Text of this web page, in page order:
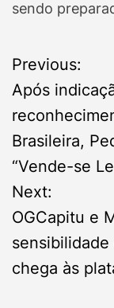
sendo
P
o
s
t
n
a
Previous:
Após
Brasileira,
“Vende-se
Next:
OGCapitu e
sensibilidade
chega às